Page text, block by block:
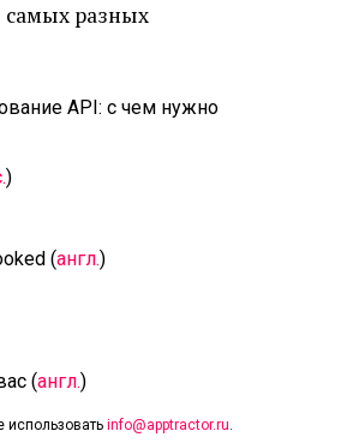
самых разных
API: с чем нужно
)
(англ.)
(англ.)
info@apptractor.ru.